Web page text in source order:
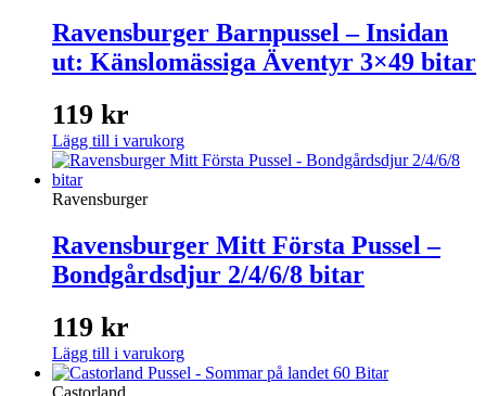
Ravensburger Barnpussel – Insidan
ut: Känslomässiga Äventyr 3×49 bitar
119 kr
Lägg till i varukorg
Ravensburger
Ravensburger Mitt Första Pussel –
Bondgårdsdjur 2/4/6/8 bitar
119 kr
Lägg till i varukorg
Castorland